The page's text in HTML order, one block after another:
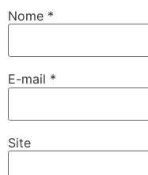
Nome *
E-mail *
Site